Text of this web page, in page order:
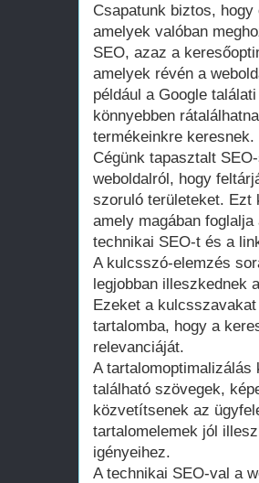
Csapatunk biztos,
amelyek valóban
SEO, azaz a
amelyek révén a
például a Google
könnyebben
termékeinkre keresnek.
Cégünk tapasztalt
weboldalról, hogy
szoruló területeket. Ezt
amely magában
technikai SEO-t és a
A kulcsszó-elemzés
legjobban illeszkednek
Ezeket a
tartalomba, hogy a
relevanciáját.
A tartalomoptimalizálás
található szövegek,
közvetítsenek az
tartalomelemek jól
igényeihez.
A technikai SEO-val a